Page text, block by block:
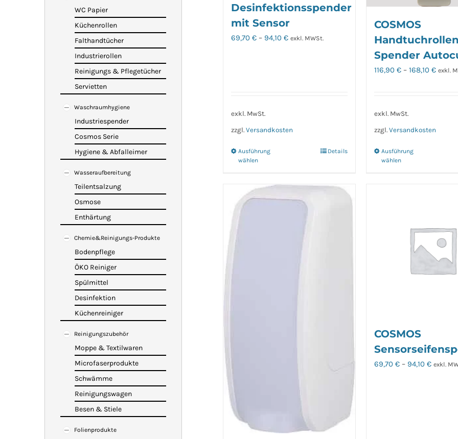
Desinfektionsspender
mit Sensor
69,70€ – 94,10€ exkl. MWSt.
exkl. MwSt.
zzgl.Versandkosten
Ausführung
wählen
Details
COSMOS
Handtuchrollen
Spender
116,90€ –168,10€ exkl.
exkl. MwSt.
zzgl.Versandkosten
Ausführung
wählen
Die
COSMOS
69,70€ – 94,10€ exkl.
WC Papier
Küchenrollen
Falthandtücher
Industrierollen
Reinigungs & Pflegetücher
Servietten
Waschraumhygiene
Industriespender
Cosmos Serie
Hygiene & Abfalleimer
Wasseraufbereitung
Teilentsalzung
Osmose
Enthärtung
Chemie&Reinigungs-Produkte
Bodenpflege
ÖKO Reiniger
Spülmittel
Desinfektion
Küchenreiniger
Reinigungszubehör
Moppe & Textilwaren
Microfaserprodukte
Schwämme
Reinigungswagen
Besen & Stiele
Folienprodukte